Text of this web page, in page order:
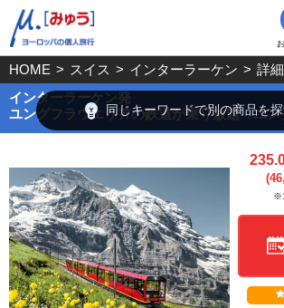
HOME > スイス > インターラーケン > 詳
インターラーケン発
ユングフラウエリアの鉄道が乗り放題 ユン
emoji_objects同じキーワードで別の商品